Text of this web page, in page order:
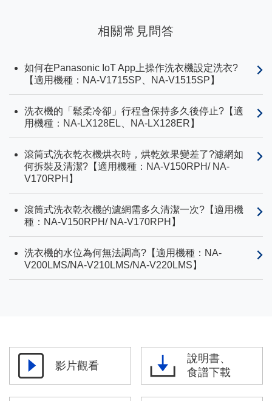
相關常見問答
如何在Panasonic IoT App上操作洗衣機設定洗衣?
【適用機種：NA-V1715SP、NA-V1515SP】
洗衣機的「鬆柔冷卻」行程會保持多久後停止?【適
用機種：NA-LX128EL、NA-LX128ER】
滾筒式洗衣乾衣機烘衣時，烘乾效果變差了?濾網如
何拆裝及清潔?【適用機種：NA-V150RPH/ NA-
V170RPH】
滾筒式洗衣乾衣機的濾網需多久清潔一次?【適用機
種：NA-V150RPH/ NA-V170RPH】
洗衣機的水位為何無法調高?【適用機種：NA-
V200LMS/NA-V210LMS/NA-V220LMS】
影片觀看
說明書、
食譜下載